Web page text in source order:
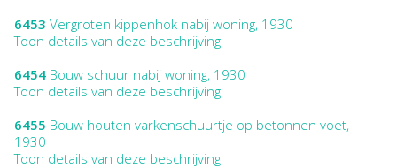
6453 Vergroten kippenhok nabij woning, 1930
Toon details van deze beschrijving
6454 Bouw schuur nabij woning, 1930
Toon details van deze beschrijving
6455 Bouw houten varkenschuurtje op betonnen voet,
1930
Toon details van deze beschrijving